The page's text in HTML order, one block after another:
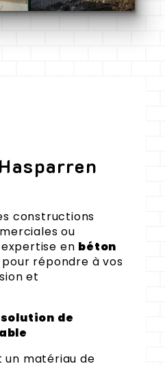
constructions
ou
en béton
répondre à vos
et
de
un matériau de